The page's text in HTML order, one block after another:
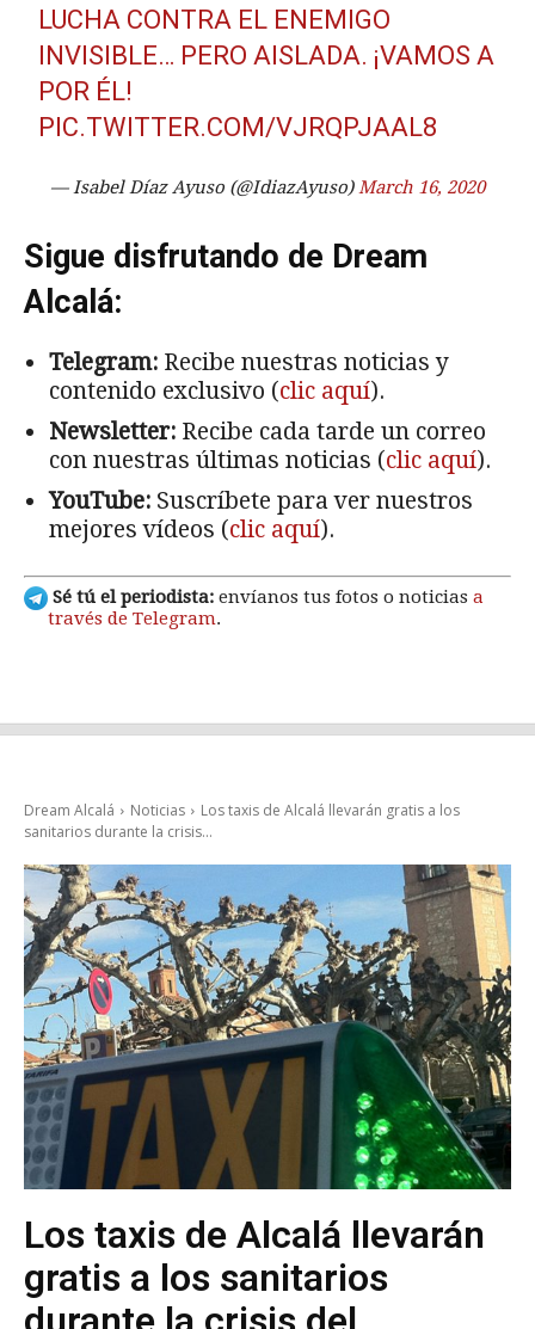
LUCHA CONTRA EL ENEMIGO
INVISIBLE… PERO AISLADA. ¡VAMOS A
POR ÉL!
PIC.TWITTER.COM/VJRQPJAAL8
— Isabel Díaz Ayuso (@IdiazAyuso)March 16, 2020
Sigue disfrutando de Dream
Alcalá:
Telegram: Recibe nuestras noticias y
contenido exclusivo (clic aquí).
Newsletter: Recibe cada tarde un correo
con nuestras últimas noticias (clic aquí).
YouTube: Suscríbete para ver nuestros
mejores vídeos (clic aquí).
Sé tú el periodista: envíanos tus fotos o noticias a
través de Telegram.